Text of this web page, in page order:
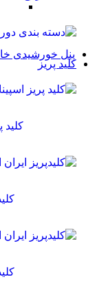
پنل خورشیدی
کلید پریز
کلید